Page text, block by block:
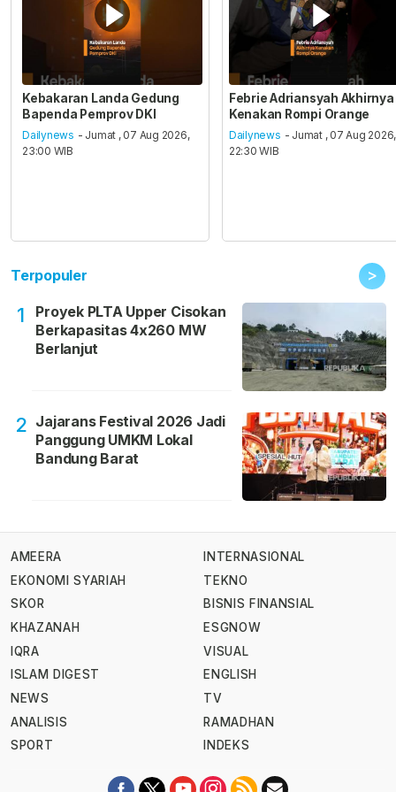
Kebakaran Landa Gedung
Bapenda Pemprov DKI
Dailynews - Jumat , 07 Aug 2026,
23:00 WIB
Febrie Adriansyah Akhirnya
Kenakan Rompi Orange
Dailynews - Jumat , 07 Aug 2026,
22:30 WIB
Terpopuler >
1
Proyek PLTA Upper Cisokan
Berkapasitas 4x260 MW
Berlanjut
2 Jajarans Festival 2026 Jadi
Panggung UMKM Lokal
Bandung Barat
AMEERA
EKONOMI SYARIAH
SKOR
KHAZANAH
IQRA
ISLAM DIGEST
NEWS
ANALISIS
SPORT
INTERNASIONAL
TEKNO
BISNIS FINANSIAL
ESGNOW
VISUAL
ENGLISH
TV
RAMADHAN
INDEKS